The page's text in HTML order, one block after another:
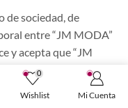
de sociedad, de
entre “JM MODA”
y acepta que “JM
seguridad o
así como la
para ofertar sus
0
Wishlist Mi Cuenta